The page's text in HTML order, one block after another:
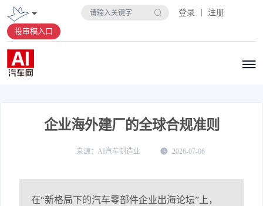
登录 丨 注册
投审稿入口
企业海外建厂的全球合规准则
AI汽车制造业 2026-07-06
在“新格局下的汽车零部件企业出海论坛”上，